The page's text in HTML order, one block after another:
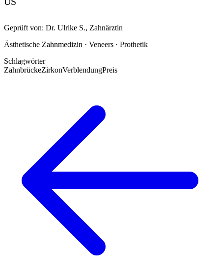
Geprüft von: Dr. Ulrike S., Zahnärztin
Ästhetische Zahnmedizin · Veneers · Prothetik
Schlagwörter
ZahnbrückeZirkonVerblendungPreis